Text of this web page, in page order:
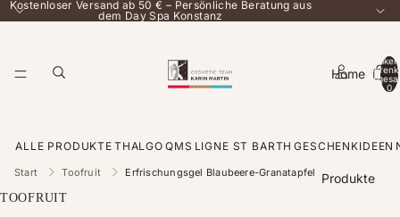
Kostenloser Versand ab 50 € – Persönliche Beratung aus
dem Day Spa Konstanz
Home
Produkte
Artikel
0
ALLE PRODUKTE THALGO QMS LIGNE ST BARTH GESCHENKIDEEN
Start Toofruit Erfrischungsgel Blaubeere-Granatapfel
TOOFRUIT